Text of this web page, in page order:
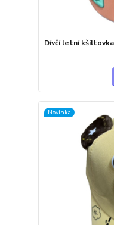
Dívčí letní
Novinka